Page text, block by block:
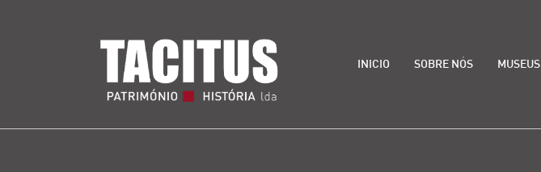
INICIO SOBRE NÓS MUSEUS